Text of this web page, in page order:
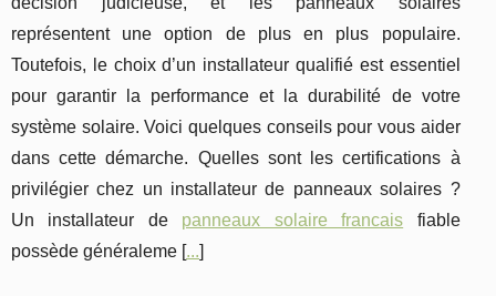
représentent une option de plus en plus populaire.
Toutefois, le choix d’un installateur qualifié est essentiel
pour garantir la performance et la durabilité de votre
système solaire. Voici quelques conseils pour vous aider
dans cette démarche. Quelles sont les certifications à
privilégier chez un installateur de panneaux solaires ?
Un installateur de panneaux solaire francais fiable
possède généraleme [...]